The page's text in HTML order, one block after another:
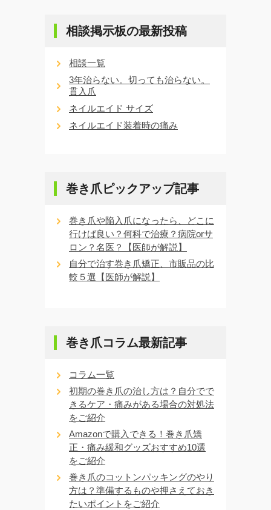
相談掲示板の最新投稿
相談一覧
3年治らない。切っても治らない。
貫入爪
ネイルエイド サイズ
ネイルエイド装着時の痛み
巻き爪ピックアップ記事
巻き爪や陥入爪になったら、どこに
行けば良い？何科で治療？病院orサ
ロン？名医？【医師が解説】
自分で治す巻き爪矯正、市販品の比
較５選【医師が解説】
巻き爪コラム最新記事
コラム一覧
初期の巻き爪の治し方は？自分でで
きるケア・痛みがある場合の対処法
をご紹介
Amazonで購入できる！巻き爪矯
正・痛み緩和グッズおすすめ10選
をご紹介
巻き爪のコットンパッキングのやり
方は？準備するものや押さえておき
たいポイントをご紹介